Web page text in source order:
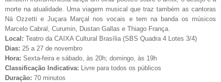
morte na atualidade. Uma viagem musical que traz também as cantoras
Ná Ozzetti e Juçara Marçal nos vocais e tem na banda os músicos
Marcelo Cabral, Curumin, Dustan Gallas e Thiago França.
Local: Teatro da CAIXA Cultural Brasília (SBS Quadra 4 Lotes 3/4)
Dias: 25 a 27 de novembro
Hora: Sexta-feira e sábado, às 20h; domingo, às 19h
Classificação Indicativa: Livre para todos os públicos
Duração: 70 minutos